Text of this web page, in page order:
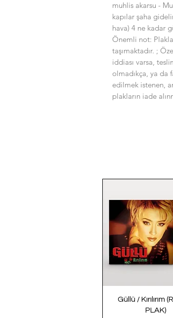
muhlis akarsu -
kapılar şaha
hava) 4 ne kadar
Önemli not:
taşımaktadır. ;
iddiası varsa,
olmadıkça, ya da
edilmek istenen,
plakların iade
Güllü / Kırılırım
PLAK)